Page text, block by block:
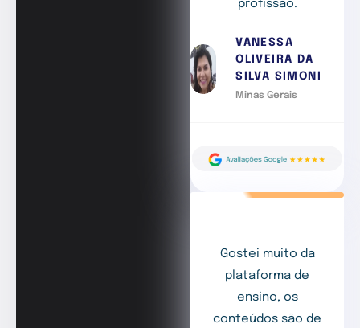
profissão.
VANESSA
OLIVEIRA DA
SILVA SIMONI
Minas Gerais
Gostei muito da
plataforma de
ensino, os
conteúdos são de